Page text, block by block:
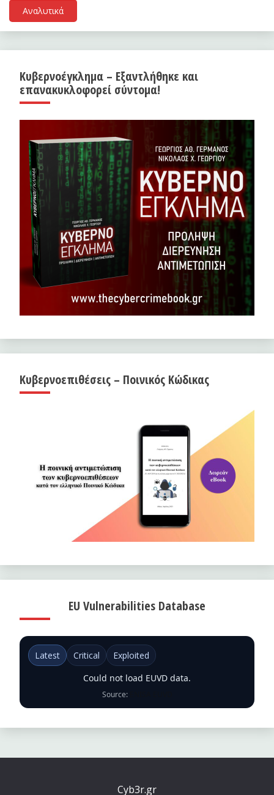
Αναλυτικά
Κυβερνοέγκλημα – Εξαντλήθηκε και
επανακυκλοφορεί σύντομα!
Κυβερνοεπιθέσεις – Ποινικός Κώδικας
EU Vulnerabilities Database
Latest Critical
Exploited
Could not load EUVD data.
Source:
Cyb3r.gr